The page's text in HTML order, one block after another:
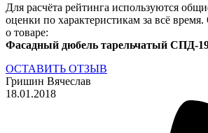
Для расчёта рейтинга используются
оценки по характеристикам за всё время.
о товаре:
Фасадный дюбель тарельчатый СПД-
ОСТАВИТЬ ОТЗЫВ
Гришин Вячеслав
18.01.2018